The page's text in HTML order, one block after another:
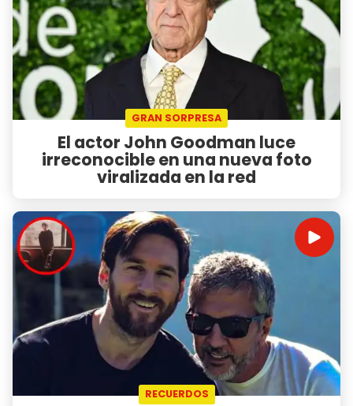
GRAN SORPRESA
El actor John Goodman luce
irreconocible en una nueva foto
viralizada en la red
RECUERDOS